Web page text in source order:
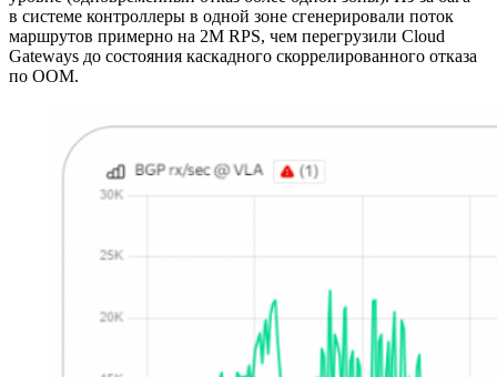
в системе контроллеры в одной зоне сгенерировали поток
маршрутов примерно на 2M RPS, чем перегрузили Cloud
Gateways до состояния каскадного скоррелированного отказа
по OOM.